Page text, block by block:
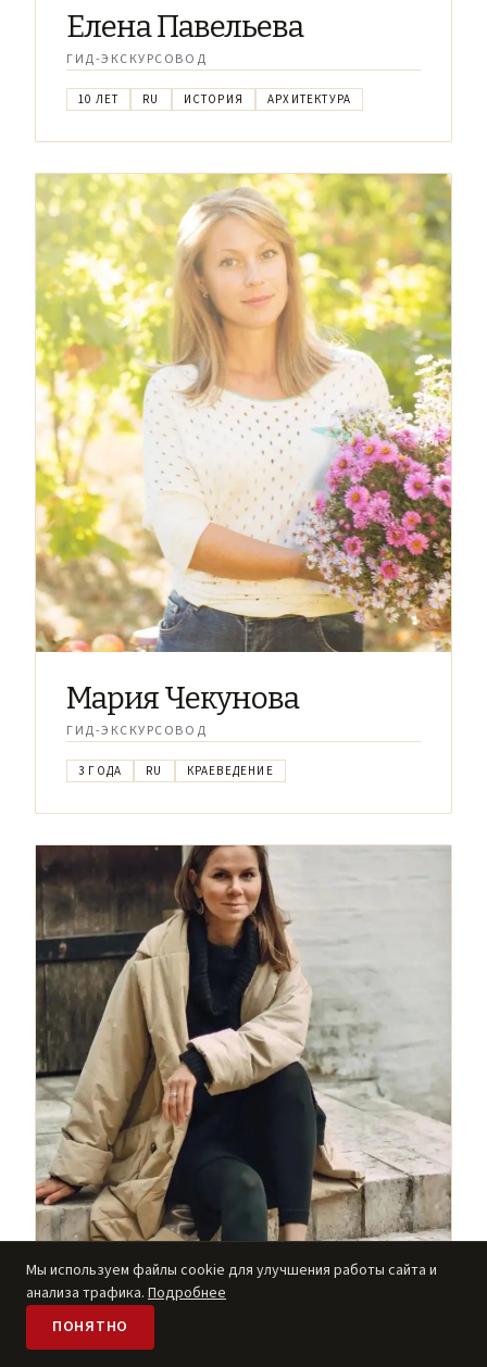
Мы используем файлы cookie для улучшения работы сайта и
анализа трафика. Подробнее
ПОНЯТНО
Елена Павельева
ГИД-ЭКСКУРСОВОД
10 ЛЕТ RU ИСТОРИЯ АРХИТЕКТУРА
Мария Чекунова
ГИД-ЭКСКУРСОВОД
3 ГОДА RU КРАЕВЕДЕНИЕ